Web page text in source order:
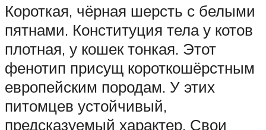
Короткая, чёрная шерсть с белыми
пятнами. Конституция тела у котов
плотная, у кошек тонкая. Этот
фенотип присущ короткошёрстным
европейским породам. У этих
питомцев устойчивый,
предсказуемый характер. Свои